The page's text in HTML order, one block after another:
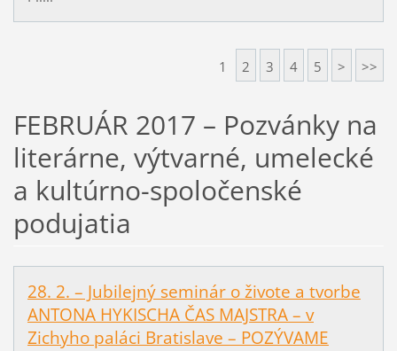
1 2 3 4 5 > >>
FEBRUÁR 2017 – Pozvánky na
literárne, výtvarné, umelecké
a kultúrno-spoločenské
podujatia
28. 2. – Jubilejný seminár o živote a tvorbe
ANTONA HYKISCHA ČAS MAJSTRA – v
Zichyho paláci Bratislave – POZÝVAME